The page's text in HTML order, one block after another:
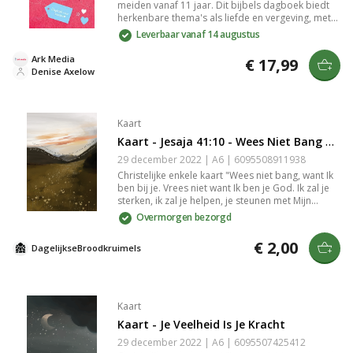
stevig genoeg om de kaarten zonder
hulpmiddelen tegen een wand of ander voorwerp
te laten staan. Toch iets leuks kopen om kaarten
mee neer te zetten of op te hangen? Bekijk dan
onze [klemborden](/producten/klemborden) en
[kaartenhouders](/producten/hangers-en-
meiden vanaf 11 jaar. Dit bijbels dagboek biedt
herkenbare thema's als liefde en vergeving, met
korte teksten en bijbelteksten. Hippe uitvoering
met stevig karton-omslag. Perfect cadeau om
Leverbaar vanaf 14 augustus
Denise Axelow
Ark Media € 17,99
Kaart
Kaart - Jesaja 41:10 - Wees Niet Bang Want Ik Ben Bij Je
29 december 2022 | A6 | 6095508911938
Christelijke enkele kaart "Wees niet bang, want Ik
ben bij je. Vrees niet want Ik ben je God. Ik zal je
sterken, ik zal je helpen, je steunen met Mijn
rechterhand." gedrukt op duurzaam en stevig 300
grams papier met een matte look. Op de goed
beschrijfbare achterkant van de kaart staat het
logo van DagelijkseBroodkruimels en een kleine
streepjescode. De achterkant is verder volledig
14,8 cm × 10,5 cm × 0,1 cm). De kaart wordt
geleverd met een passende geribbelde kraft
envelop met puntklep. De puntklep is voorzien
van een gegomde strip die nat gemaakt moet
Overmorgen bezorgd
DagelijkseBroodkruimels € 2,00
Kaart
Kaart - Je Veelheid Is Je Kracht
29 december 2022 | A6 | 6095507425412